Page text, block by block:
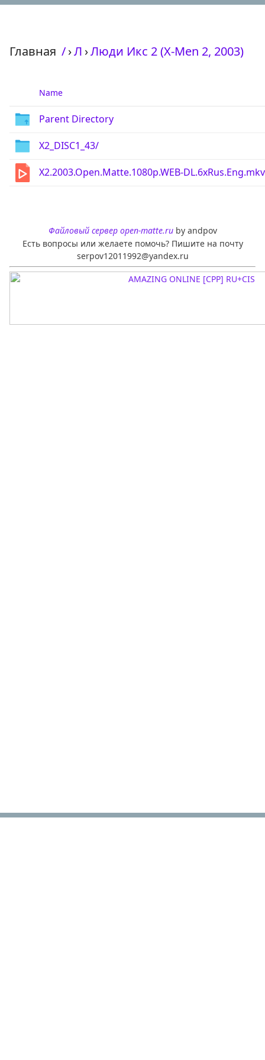
Главная /›Л ›Люди Икс 2 (X-Men 2, 2003)
Name
Parent Directory
X2_DISC1_43/
X2.2003.Open.Matte.1080p.WEB-DL.6xRus.Eng.mkv
Файловый сервер open-matte.ruby andpov
Есть вопросы или желаете помочь? Пишите на почту
serpov12011992@yandex.ru